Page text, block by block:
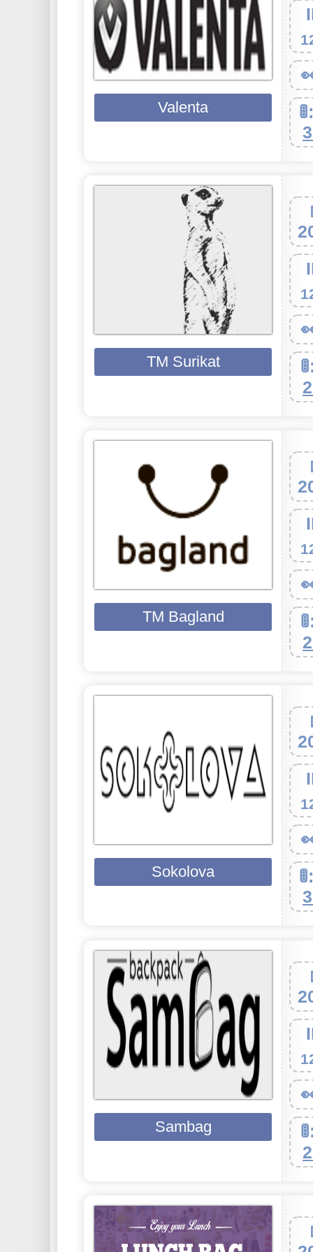
Valenta
TM Surikat
ТМ Bagland
Sokolova
Sambag